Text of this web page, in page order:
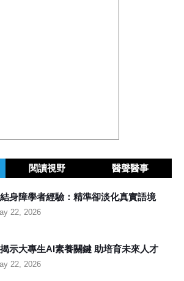
閱讀視野 醫聲醫事
身障學者經驗：精準卻淡化真實語境
22, 2026
示大專生AI素養關鍵 助培育未來人才
22, 2026